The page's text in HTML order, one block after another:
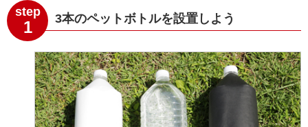
step
1 3本のペットボトルを設置しよう